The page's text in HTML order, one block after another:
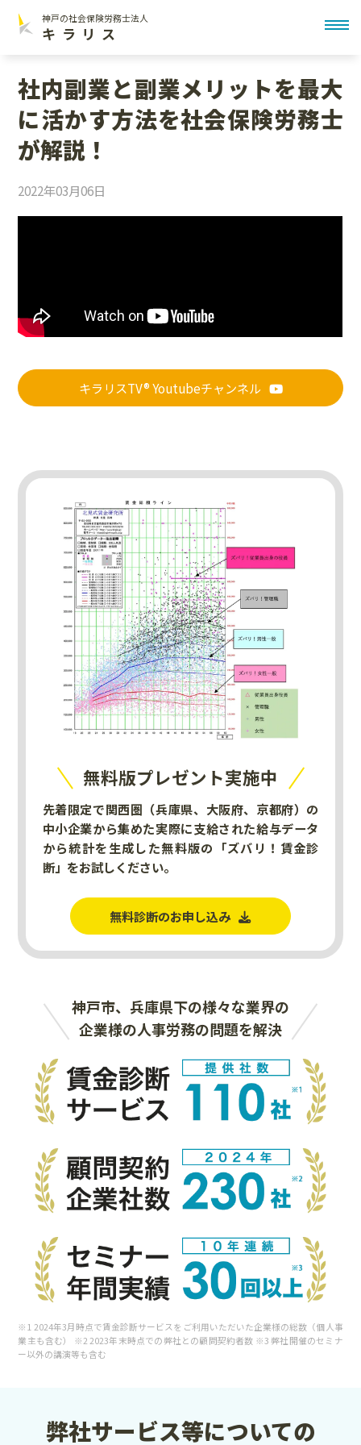
神戸の社会保険労務士法人
キラリス
社内副業と副業メリットを最大
に活かす方法を社会保険労務士
が解説！
2022年03月06日
キラリスTV® Youtubeチャンネル
無料版プレゼント実施中
先着限定で関西圏（兵庫県、大阪府、京都府）の
中小企業から集めた実際に支給された給与データ
から統計を生成した無料版の「ズバリ！賃金診
断」をお試しください。
無料診断のお申し込み
神戸市、兵庫県下の様々な業界の
企業様の人事労務の問題を解決
※1 2024年3月時点で賃金診断サービスをご利用いただいた企業様の総数（個人事
業主も含む） ※2 2023年末時点での弊社との顧問契約者数 ※3 弊社開催のセミナ
ー以外の講演等も含む
弊社サービス等についての